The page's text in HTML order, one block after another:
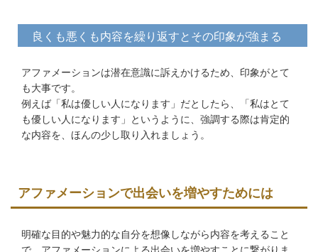
良くも悪くも内容を繰り返すとその印象が強まる
アファメーションは潜在意識に訴えかけるため、印象がとて
も大事です。
例えば「私は優しい人になります」だとしたら、「私はとて
も優しい人になります」というように、強調する際は肯定的
な内容を、ほんの少し取り入れましょう。
アファメーションで出会いを増やすためには
明確な目的や魅力的な自分を想像しながら内容を考えること